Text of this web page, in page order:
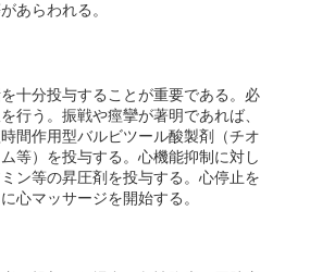
あらわれる。
十分投与することが重要である。必
行う。振戦や痙攣が著明であれば、
間作用型バルビツール酸製剤（チオ
等）を投与する。心機能抑制に対し
ン等の昇圧剤を投与する。心停止を
心マッサージを開始する。